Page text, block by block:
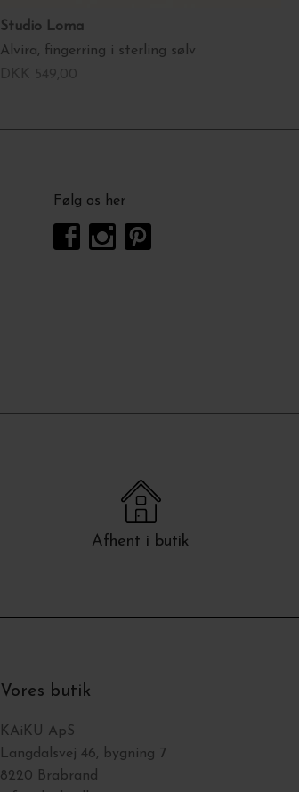
Studio Loma
Alvira, fingerring i sterling sølv
Følg os her
Afhent i butik
Vores butik
KAiKU ApS
Langdalsvej 46, bygning 7
8220 Brabrand